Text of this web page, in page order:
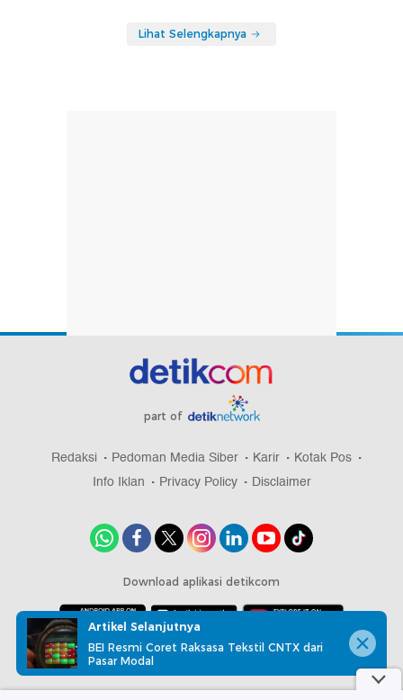
Lihat Selengkapnya
part of
Redaksi Pedoman Media Siber Karir
Kotak Pos
Info Iklan
Privacy Policy Disclaimer
Download aplikasi detikcom
Copyright @ 2026 detikcom, All right reserved
Artikel Selanjutnya
BEI Resmi Coret Raksasa Tekstil CNTX dari
Pasar Modal